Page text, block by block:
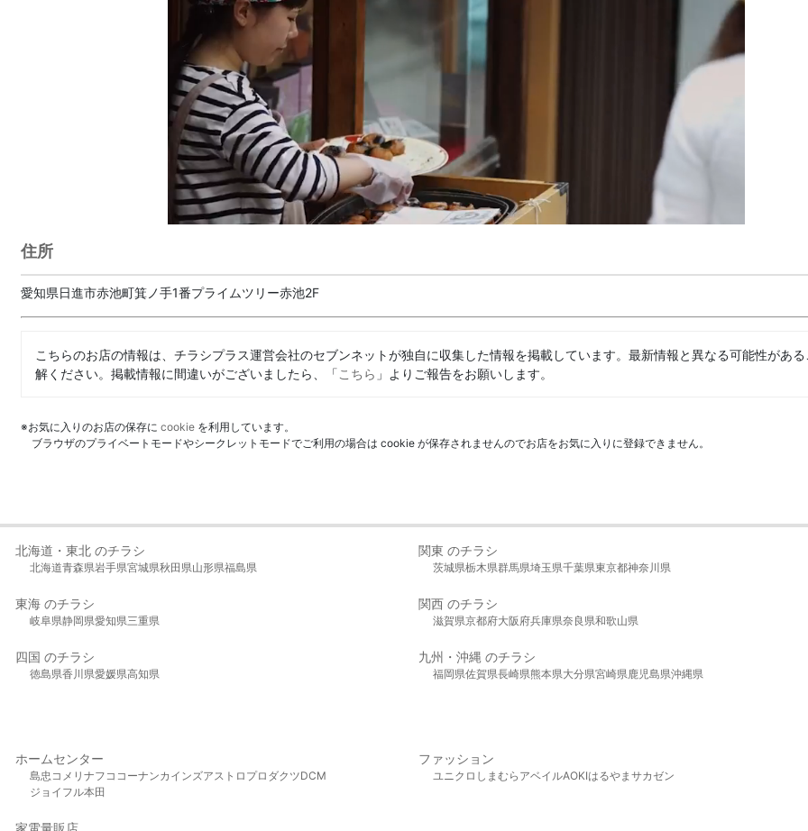
住所
愛知県日進市赤池町箕ノ手1番プライムツリー赤池2F
こちらのお店の情報は、チラシプラス運営会社のセブンネットが独自に収集した情報を掲載しています。最新情報と異なる可能性があ
解ください。掲載情報に間違いがございましたら、「こちら 」よりご報告をお願いします。
※お気に入りのお店の保存に cookie を利用しています。
ブラウザのプライベートモードやシークレットモードでご利用の場合は cookie が保存されませんのでお店をお気に入りに登録できません。
北海道・東北 のチラシ
北海道青森県岩手県宮城県秋田県山形県福島県
関東 のチラシ
茨城県栃木県群馬県埼玉県千葉県東京都神奈川県
東海 のチラシ
岐阜県静岡県愛知県三重県
関西 のチラシ
滋賀県京都府大阪府兵庫県奈良県和歌山県
四国 のチラシ
徳島県香川県愛媛県高知県
九州・沖縄 のチラシ
福岡県佐賀県長崎県熊本県大分県宮崎県鹿児島県沖縄県
ホームセンター
島忠 コメリ ナフコ コーナンカインズアストロプロダクツDCM
ジョイフル本田
ファッション
ユニクロ しまむら アベイルAOKIはるやま サカゼン